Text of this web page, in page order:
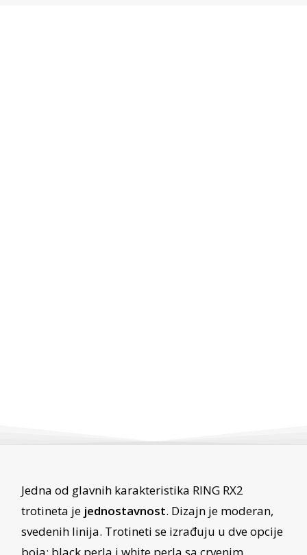
Jedna od glavnih karakteristika RING RX2
trotineta je jednostavnost. Dizajn je moderan,
svedenih linija. Trotineti se izrađuju u dve opcije
boja: black perla i white perla sa crvenim